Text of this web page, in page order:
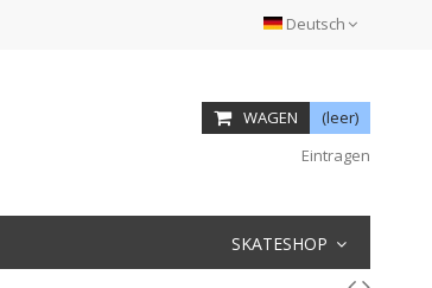
Deutsch
WAGEN
(leer)
Eintragen
SKATESHOP